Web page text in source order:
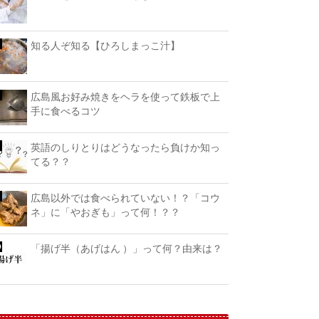
知る人ぞ知る【ひろしまっこ汁】
広島風お好み焼きをヘラを使って鉄板で上
手に食べるコツ
英語のしりとりはどうなったら負けか知っ
てる？？
広島以外では食べられていない！？「コウ
ネ」に「やおぎも」って何！？？
「揚げ半（あげはん ）」って何？由来は？